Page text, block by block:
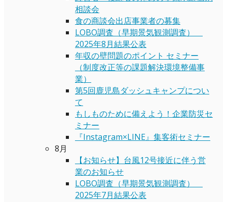
相談会
食の商談会出店事業者の募集
LOBO調査（早期景気観測調査）
2025年8月結果公表
年収の壁問題のポイント セミナー
（制度改正等の課題解決環境整備事
業）
第5回鹿児島ダッシュキャンプについ
て
もしものために備えよう！企業防災セ
ミナー
『Instagram×LINE』集客術セミナー
8月
【お知らせ】台風12号接近に伴う営
業のお知らせ
LOBO調査（早期景気観測調査）
2025年7月結果公表